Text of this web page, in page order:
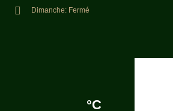
Dimanche: Fermé